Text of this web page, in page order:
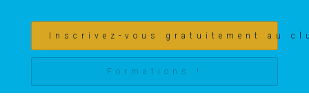
Inscrivez-vous gratuitement au
Formations !